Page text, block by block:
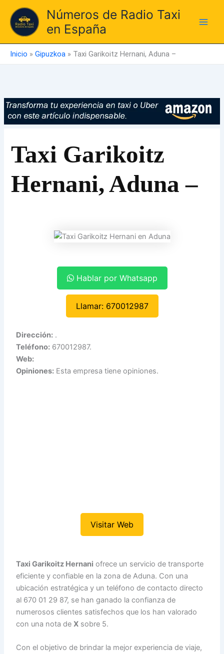
contenido
Números de Radio Taxi
en España
Inicio » Gipuzkoa » Taxi Garikoitz Hernani, Aduna –
Taxi Garikoitz
Hernani, Aduna –
Hablar por Whatsapp
Llamar: 670012987
Dirección: .
Teléfono: 670012987.
Web:
Opiniones: Esta empresa tiene opiniones.
Visitar Web
Taxi Garikoitz Hernani ofrece un servicio de transporte
eficiente y confiable en la zona de Aduna. Con una
ubicación estratégica y un teléfono de contacto directo
al 670 01 29 87, se han ganado la confianza de
numerosos clientes satisfechos que los han valorado
con una nota deX sobre 5.
Con el objetivo de brindar la mejor experiencia de viaje,